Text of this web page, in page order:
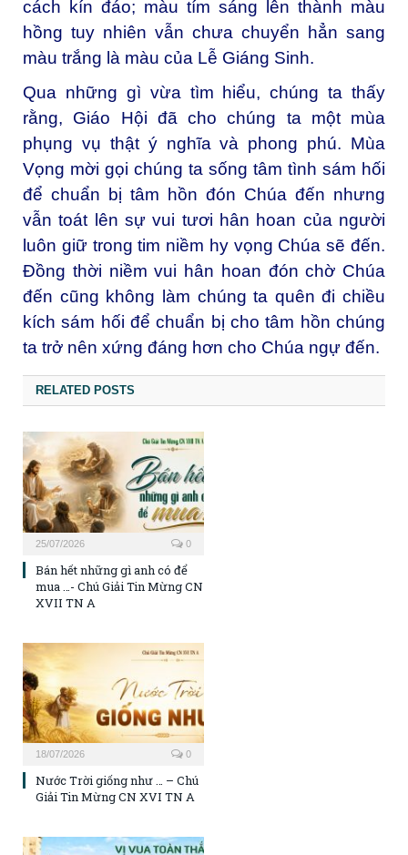
cách kín đáo; màu tím sáng lên thành màu
hồng tuy nhiên vẫn chưa chuyển hẳn sang
màu trắng là màu của Lễ Giáng Sinh.
Qua những gì vừa tìm hiểu, chúng ta thấy
rằng, Giáo Hội đã cho chúng ta một mùa
phụng vụ thật ý nghĩa và phong phú. Mùa
Vọng mời gọi chúng ta sống tâm tình sám hối
để chuẩn bị tâm hồn đón Chúa đến nhưng
vẫn toát lên sự vui tươi hân hoan của người
luôn giữ trong tim niềm hy vọng Chúa sẽ đến.
Đồng thời niềm vui hân hoan đón chờ Chúa
đến cũng không làm chúng ta quên đi chiều
kích sám hối để chuẩn bị cho tâm hồn chúng
ta trở nên xứng đáng hơn cho Chúa ngự đến.
RELATED POSTS
25/07/2026 0
Bán hết những gì anh có để
mua …- Chú Giải Tin Mừng CN
XVII TN A
18/07/2026 0
Nước Trời giống như … – Chú
Giải Tin Mừng CN XVI TN A